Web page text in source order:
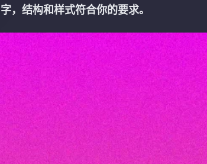
，结构和样式符合你的要求。